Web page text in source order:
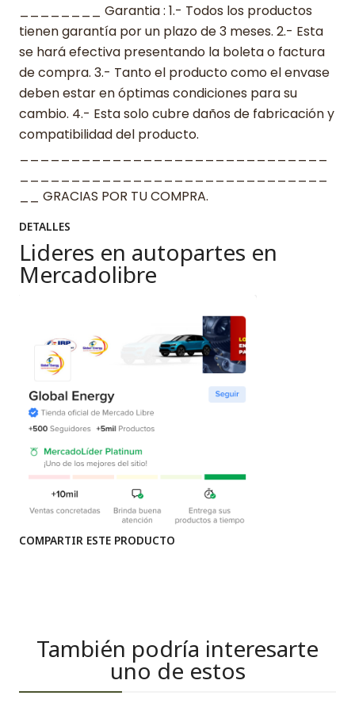
________ Garantia : 1.- Todos los productos
tienen garantía por un plazo de 3 meses. 2.- Esta
se hará efectiva presentando la boleta o factura
de compra. 3.- Tanto el producto como el envase
deben estar en óptimas condiciones para su
cambio. 4.- Esta solo cubre daños de fabricación y
compatibilidad del producto.
__ GRACIAS POR TU COMPRA.
DETALLES
Lideres en autopartes en
Mercadolibre
COMPARTIR ESTE PRODUCTO
También podría interesarte
uno de estos